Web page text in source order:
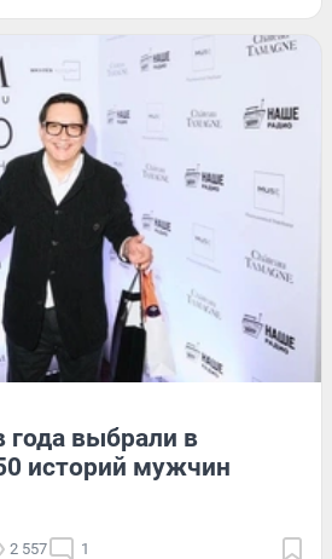
года выбрали в
историй мужчин
2 557 1